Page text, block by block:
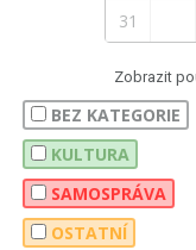
31
Zobrazit
BEZ KATEGORIE
KULTURA
SAMOSPRÁVA
OSTATNÍ